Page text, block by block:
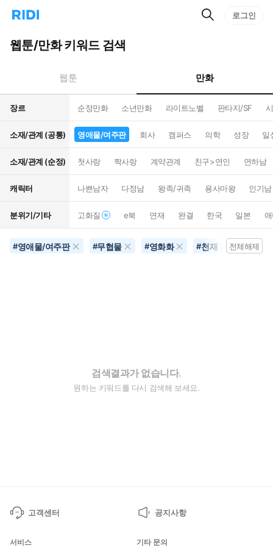
리
홈
으
턴
트
검
로그인
웹툰/만화 키워드 검색
웹툰 만화
장르 순정만화 소년만화 라이트노벨 판타지/SF
소재/관계 (공통) 영애물/여주판 회사 캠퍼스 의학 성장 일
소재/관계 (순정) 첫사랑 짝사랑 계약관계 친구>연인 연하남
캐릭터 나쁜남자 다정남 왕족/귀족 용사마왕 인기남
분위기/기타 고화질 e북 연재 완결 한국 일본
#영애물/여주판 #무협물 #영화화 #천재 #역하렘
전체해제
검색결과가 없습니다.
원하는 키워드를 다시 검색해 보세요.
고객센터 공지사항
서비스 기타 문의